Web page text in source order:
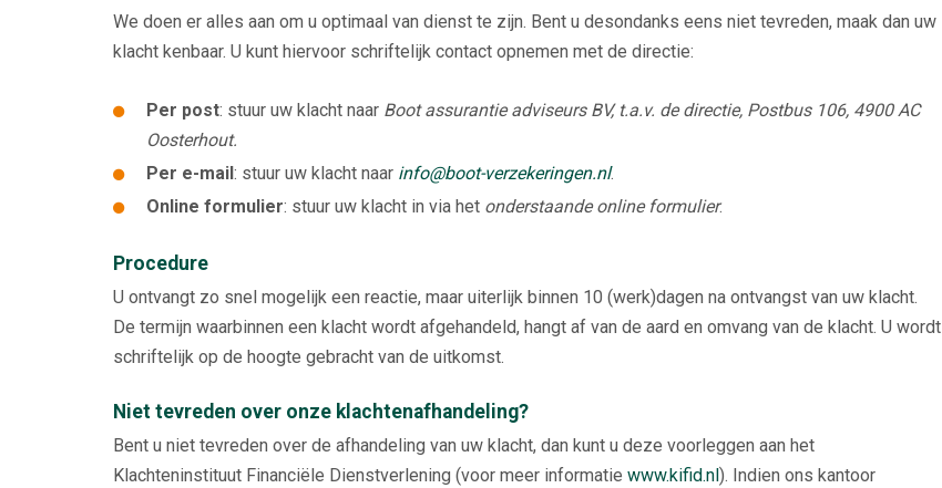
We doen er alles aan om u optimaal van dienst te zijn. Bent u desondanks eens niet tevreden, maak dan uw
klacht kenbaar. U kunt hiervoor schriftelijk contact opnemen met de directie:
Per post: stuur uw klacht naar Boot assurantie adviseurs BV, t.a.v. de directie, Postbus 106, 4900 AC
Oosterhout.
Per e-mail: stuur uw klacht naar info@boot-verzekeringen.nl.
Online formulier: stuur uw klacht in via het onderstaande online formulier.
Procedure
U ontvangt zo snel mogelijk een reactie, maar uiterlijk binnen 10 (werk)dagen na ontvangst van uw klacht.
De termijn waarbinnen een klacht wordt afgehandeld, hangt af van de aard en omvang van de klacht. U wordt
schriftelijk op de hoogte gebracht van de uitkomst.
Niet tevreden over onze klachtenafhandeling?
Bent u niet tevreden over de afhandeling van uw klacht, dan kunt u deze voorleggen aan het
Klachteninstituut Financiële Dienstverlening (voor meer informatie www.kifid.nl). Indien ons kantoor